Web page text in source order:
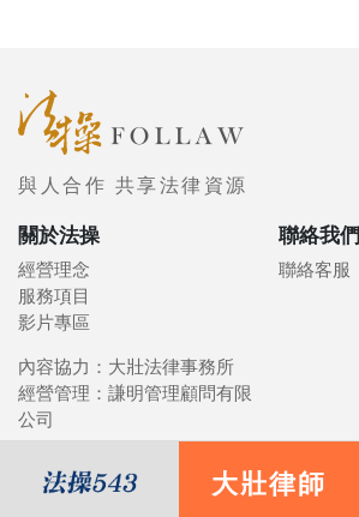
與人合作 共享法律資源
關於法操
經營理念
服務項目
影片專區
聯絡我們
聯絡客服
內容協力：大壯法律事務所
經營管理：謙明管理顧問有限
公司
大壯律師